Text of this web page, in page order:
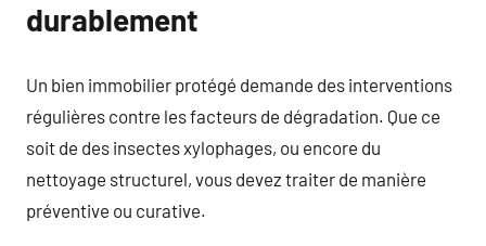
durablement
Un bien immobilier protégé demande des interventions
régulières contre les facteurs de dégradation. Que ce
soit de des insectes xylophages, ou encore du
nettoyage structurel, vous devez traiter de manière
préventive ou curative.